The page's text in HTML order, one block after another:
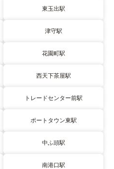
東玉出駅
津守駅
花園町駅
西天下茶屋駅
トレードセンター前駅
ポートタウン東駅
中ふ頭駅
南港口駅